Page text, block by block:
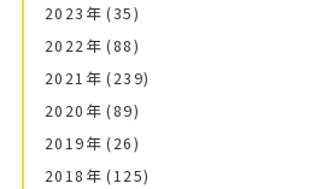
2023年 (35)
2022年 (88)
2021年 (239)
2020年 (89)
2019年 (26)
2018年 (125)